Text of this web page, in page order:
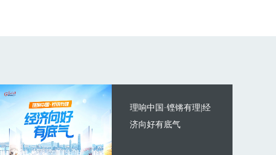
理响中国·铿锵有理|经
济向好有底气